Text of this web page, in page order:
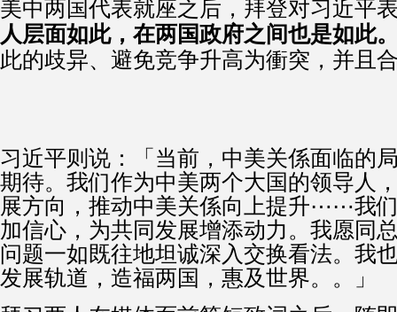
美中两国代表就座之后，拜登对习近平
人层面如此，在两国政府之间也是如此
此的歧异、避免竞争升高为衝突，并且
习近平则说：「当前，中美关係面临的
期待。我们作为中美两个大国的领导人
展方向，推动中美关係向上提升⋯⋯我
加信心，为共同发展增添动力。我愿同
问题一如既往地坦诚深入交换看法。我
发展轨道，造福两国，惠及世界。。」